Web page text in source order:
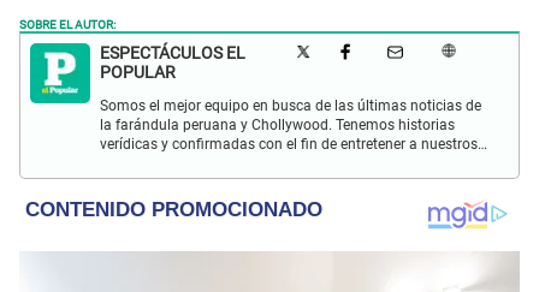
SOBRE EL AUTOR:
ESPECTÁCULOS EL
POPULAR
Somos el mejor equipo en busca de las últimas noticias de
la farándula peruana y Chollywood. Tenemos historias
verídicas y confirmadas con el fin de entretener a nuestros